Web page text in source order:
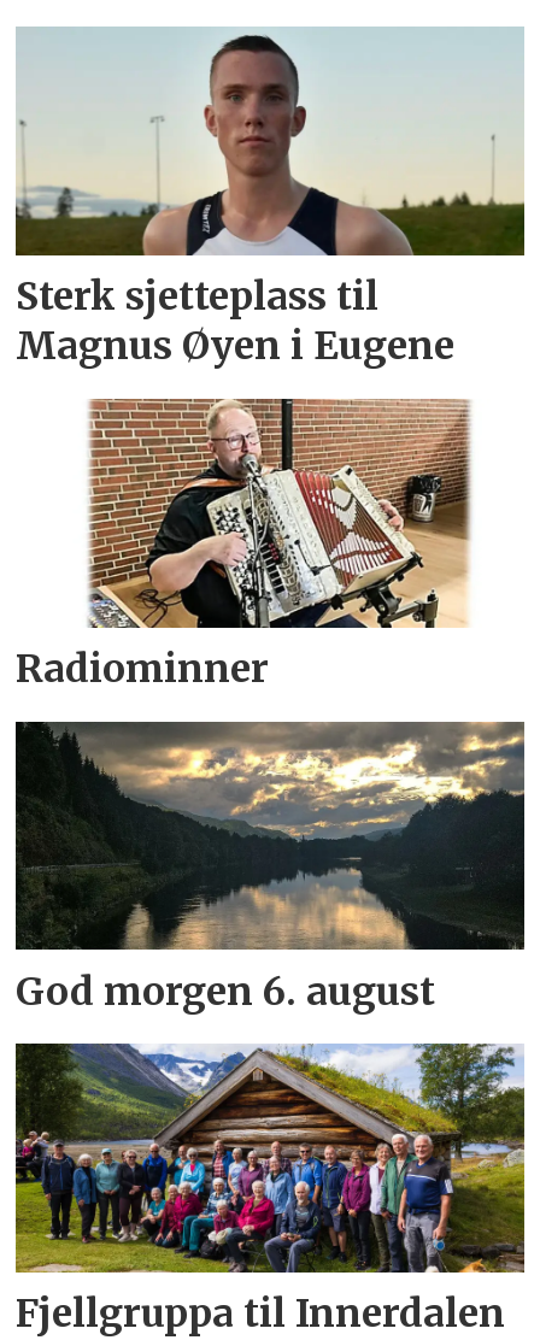
Sterk sjetteplass til
Magnus Øyen i Eugene
Radiominner
God morgen 6. august
Fjellgruppa til Innerdalen